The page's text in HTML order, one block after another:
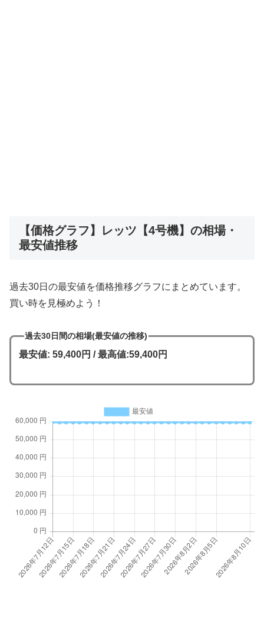
【価格グラフ】レッツ【4号機】の相場・
最安値推移
過去30日の最安値を価格推移グラフにまとめています。
買い時を見極めよう！
過去30日間の相場(最安値の推移)
最安値: 59,400円 / 最高値:59,400円